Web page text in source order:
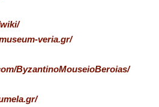
veria.gr/
ByzantinoMouseioBeroias/